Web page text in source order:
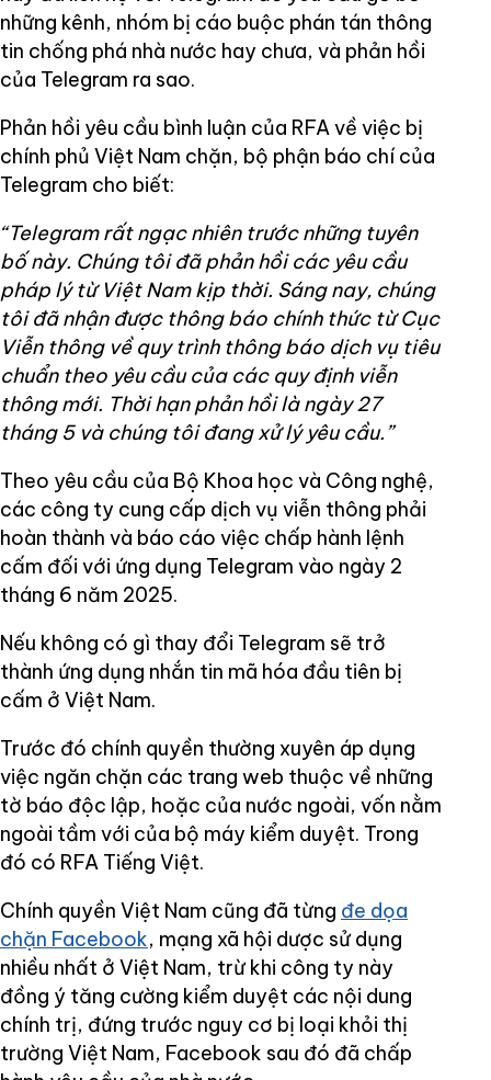
những kênh, nhóm bị cáo buộc phán tán thông
tin chống phá nhà nước hay chưa, và phản hồi
của Telegram ra sao.
Phản hồi yêu cầu bình luận của RFA về việc bị
chính phủ Việt Nam chặn, bộ phận báo chí của
Telegram cho biết:
“Telegram rất ngạc nhiên trước những tuyên
bố này. Chúng tôi đã phản hồi các yêu cầu
pháp lý từ Việt Nam kịp thời. Sáng nay, chúng
tôi đã nhận được thông báo chính thức từ Cục
Viễn thông về quy trình thông báo dịch vụ tiêu
chuẩn theo yêu cầu của các quy định viễn
thông mới. Thời hạn phản hồi là ngày 27
tháng 5 và chúng tôi đang xử lý yêu cầu.”
Theo yêu cầu của Bộ Khoa học và Công nghệ,
các công ty cung cấp dịch vụ viễn thông phải
hoàn thành và báo cáo việc chấp hành lệnh
cấm đối với ứng dụng Telegram vào ngày 2
tháng 6 năm 2025.
Nếu không có gì thay đổi Telegram sẽ trở
thành ứng dụng nhắn tin mã hóa đầu tiên bị
cấm ở Việt Nam.
Trước đó chính quyền thường xuyên áp dụng
việc ngăn chặn các trang web thuộc về những
tờ báo độc lập, hoặc của nước ngoài, vốn nằm
ngoài tầm với của bộ máy kiểm duyệt. Trong
đó có RFA Tiếng Việt.
Chính quyền Việt Nam cũng đã từng đe dọa
chặn Facebook, mạng xã hội dược sử dụng
nhiều nhất ở Việt Nam, trừ khi công ty này
đồng ý tăng cường kiểm duyệt các nội dung
chính trị, đứng trước nguy cơ bị loại khỏi thị
trường Việt Nam, Facebook sau đó đã chấp